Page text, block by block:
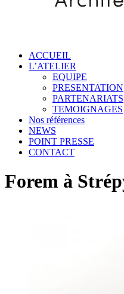
ACCUEIL
L’ATELIER
EQUIPE
PRESENTATION
PARTENARIATS
TEMOIGNAGES
Nos références
NEWS
POINT PRESSE
CONTACT
Forem à